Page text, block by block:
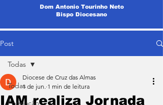
Dom Antonio Tourinho Neto
Bispo Diocesano
Post
Todas
Formação
Todas
IAM realiza Jornada
Diocese de Cruz das Almas
1 de jun. 1 min de leitura